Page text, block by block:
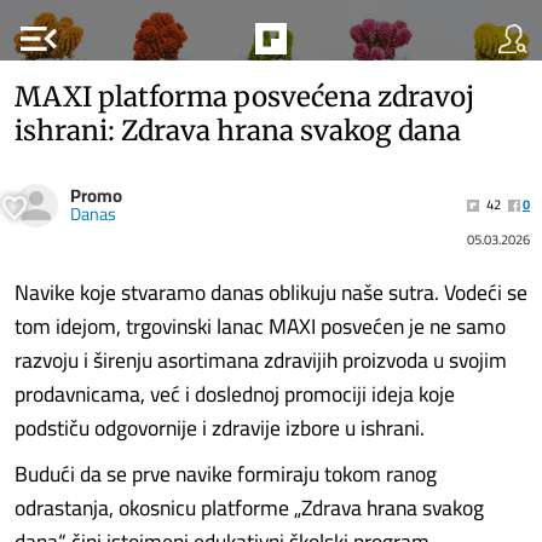
menu_open
MAXI platforma posvećena zdravoj
ishrani: Zdrava hrana svakog dana
Promo
Danas 42
0
05.03.2026
Navike koje stvaramo danas oblikuju naše sutra. Vodeći se
tom idejom, trgovinski lanac MAXI posvećen je ne samo
razvoju i širenju asortimana zdravijih proizvoda u svojim
prodavnicama, već i doslednoj promociji ideja koje
podstiču odgovornije i zdravije izbore u ishrani.
Budući da se prve navike formiraju tokom ranog
odrastanja, okosnicu platforme „Zdrava hrana svakog